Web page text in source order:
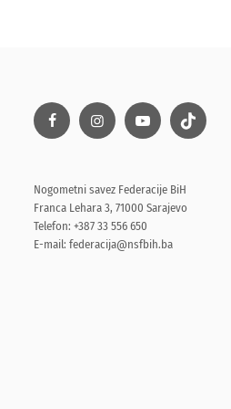
Nogometni savez Federacije BiH
Franca Lehara 3, 71000 Sarajevo
Telefon: +387 33 556 650
E-mail: federacija@nsfbih.ba